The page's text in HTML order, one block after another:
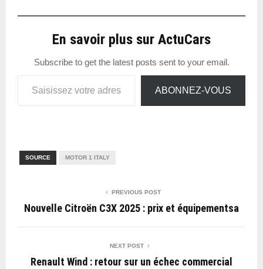
En savoir plus sur ActuCars
Subscribe to get the latest posts sent to your email.
ABONNEZ-VOUS
SOURCE MOTOR 1 ITALY
PREVIOUS POST
Nouvelle Citroën C3X 2025 : prix et équipementsa
NEXT POST
Renault Wind : retour sur un échec commercial